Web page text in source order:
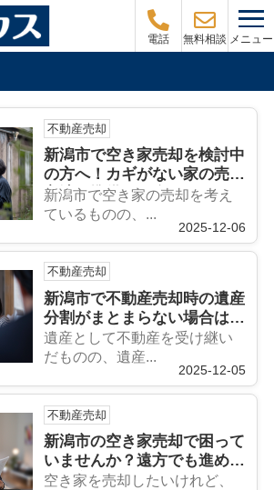
電話 無料相談 メニュー
不動産売却
新潟市で空き家売却を検討中
の方へ！カギがない家の売却
方法と準備を紹介
新潟市で空き家の売却を考え
ているものの、...
2025-12-06
不動産売却
新潟市で不動産売却時の遺産
分割がまとまらない場合は？
進め方や注意点を解説
遺産として不動産を受け継い
だものの、遺産...
2025-12-05
不動産売却
新潟市の空き家売却で困って
いませんか？遠方でも進めや
すい方法を紹介
空き家を売却したいけれど、